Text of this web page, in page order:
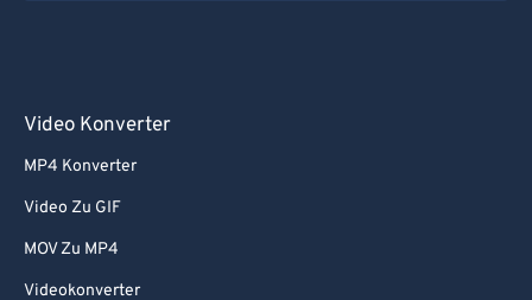
Video Konverter
MP4 Konverter
Video Zu GIF
MOV Zu MP4
Videokonverter